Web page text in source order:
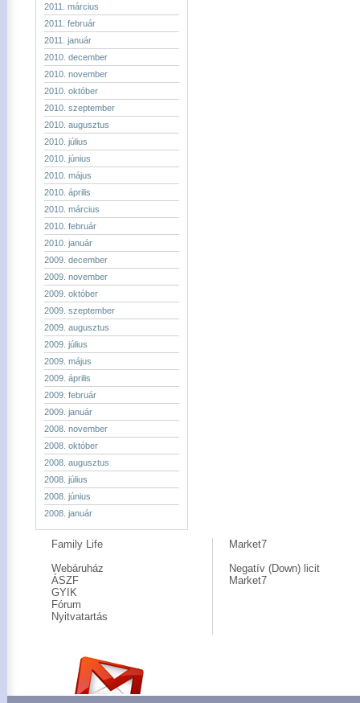
2011. március
2011. február
2011. január
2010. december
2010. november
2010. október
2010. szeptember
2010. augusztus
2010. július
2010. június
2010. május
2010. április
2010. március
2010. február
2010. január
2009. december
2009. november
2009. október
2009. szeptember
2009. augusztus
2009. július
2009. május
2009. április
2009. február
2009. január
2008. november
2008. október
2008. augusztus
2008. július
2008. június
2008. január
Family Life
Webáruház
ÁSZF
GYIK
Fórum
Nyitvatartás
Market7
Negatív (Down) licit
Market7